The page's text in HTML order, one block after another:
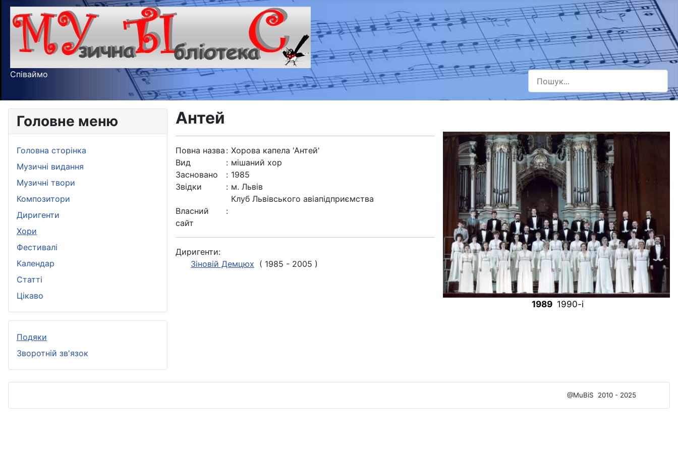
Співаймо Пошук
Type 2 or more characters for results.
Головне меню
Головна сторінка
Музичні видання
Музичні твори
Композитори
Диригенти
Хори
Фестивалі
Календар
Статті
Цікаво
Подяки
Зворотній зв'язок
Антей
1989 1990-і
Повна назва : Хорова капела 'Антей'
Вид
: мішаний хор
Засновано
: 1985
Звідки
: м. Львів
Клуб Львівського авіапідприємства
Власний
сайт
:
Диригенти:
Зіновій Демцюх ( 1985 - 2005 )
@MuBiS 2010 - 2025